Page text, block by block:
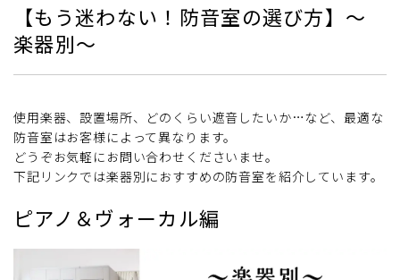
【もう迷わない！防音室の選び方】～
楽器別～
使用楽器、設置場所、どのくらい遮音したいか…など、最適な
防音室はお客様によって異なります。
どうぞお気軽にお問い合わせくださいませ。
下記リンクでは楽器別におすすめの防音室を紹介しています。
ピアノ＆ヴォーカル編